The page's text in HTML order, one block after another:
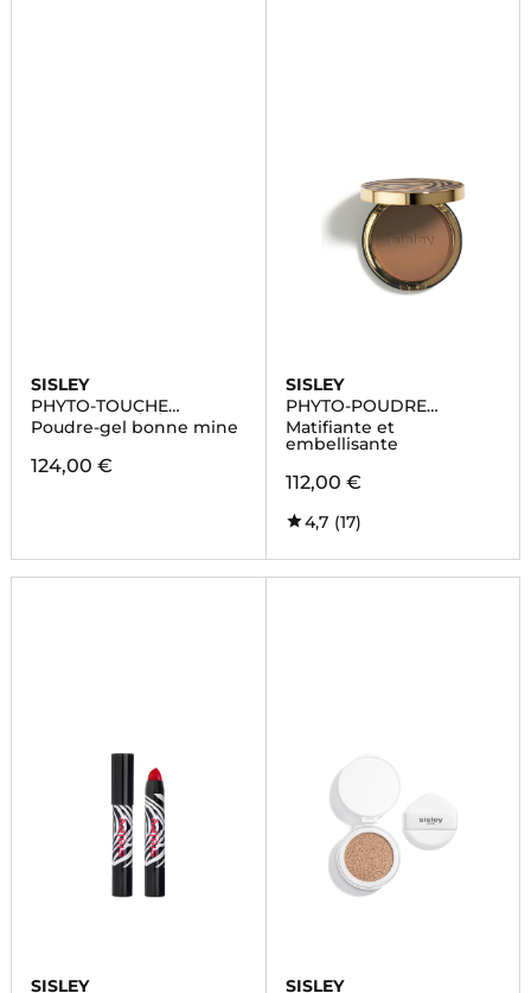
SISLEY
PHYTO-TOUCHE
ILLUSION D'ÉTÉ
Poudre-gel bonne mine
124,00 €
SISLEY
PHYTO-POUDRE
COMPACTE
Matifiante et
embellisante
112,00 €
4,7 (17)
SISLEY SISLEY